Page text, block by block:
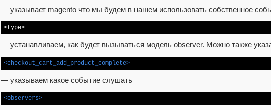
— указывает magento что мы будем в нашем использовать собственное
<type>
— устанавливаем, как будет вызываться модель observer. Можно также
<checkout_cart_add_product_complete>
— указываем какое событие слушать
<observers>